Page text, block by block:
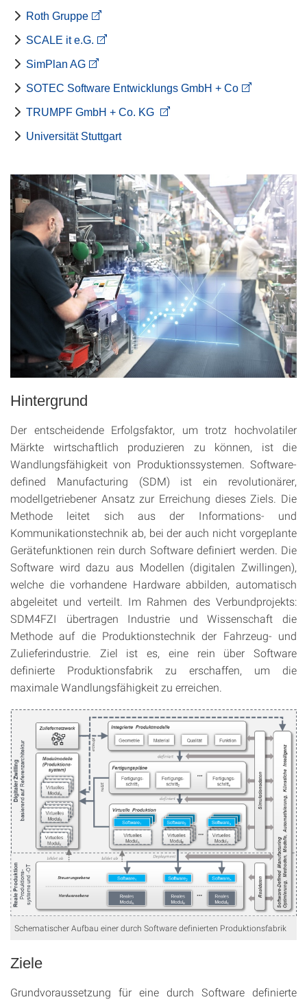
Roth Gruppe
SCALE it e.G.
SimPlan AG
SOTEC Software Entwicklungs GmbH + Co
TRUMPF GmbH + Co. KG
Universität Stuttgart
Hintergrund
Der entscheidende Erfolgsfaktor, um trotz hochvolatiler
Märkte wirtschaftlich produzieren zu können, ist die
Wandlungsfähigkeit von Produktionssystemen. Software-
defined Manufacturing (SDM) ist ein revolutionärer,
modellgetriebener Ansatz zur Erreichung dieses Ziels. Die
Methode leitet sich aus der Informations- und
Kommunikationstechnik ab, bei der auch nicht vorgeplante
Gerätefunktionen rein durch Software definiert werden. Die
Software wird dazu aus Modellen (digitalen Zwillingen),
welche die vorhandene Hardware abbilden, automatisch
abgeleitet und verteilt. Im Rahmen des Verbundprojekts:
SDM4FZI übertragen Industrie und Wissenschaft die
Methode auf die Produktionstechnik der Fahrzeug- und
Zulieferindustrie. Ziel ist es, eine rein über Software
definierte Produktionsfabrik zu erschaffen, um die
maximale Wandlungsfähigkeit zu erreichen.
Schematischer Aufbau einer durch Software definierten Produktionsfabrik
Ziele
Grundvoraussetzung für eine durch Software definierte